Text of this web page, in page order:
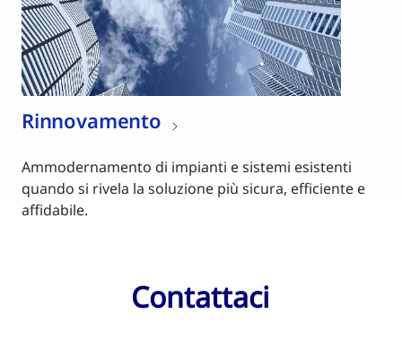
Rinnovamento
Ammodernamento di impianti e sistemi esistenti
quando si rivela la soluzione più sicura, efficiente e
affidabile.
Contattaci